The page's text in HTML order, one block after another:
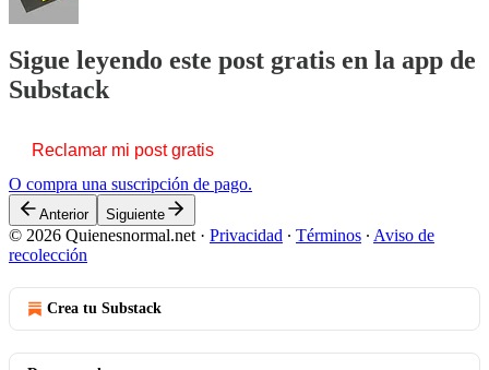
Sigue leyendo este post gratis en la app de
Substack
Reclamar mi post gratis
O compra una suscripción de pago.
Anterior Siguiente
© 2026 Quienesnormal.net · Privacidad ∙ Términos ∙ Aviso de
recolección
Crea tu Substack